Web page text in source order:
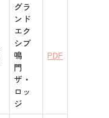
グラ
ンド
エク
シブ
鳴
門
ザ・
ロッ
ジ
PDF